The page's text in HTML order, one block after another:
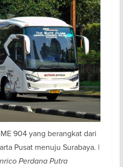
904 yang berangkat dari
Pusat menuju Surabaya. |
Perdana Putra